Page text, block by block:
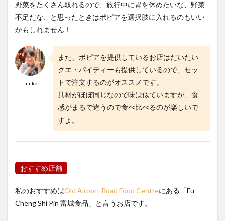
野菜をたくさん取れるので、旅行中に胃を休めたいな、野菜
不足だな、と思ったときはポピアを選択肢に入れるのもいい
かもしれません！
Junko
また、ポピアを提供しているお店はだいたい
クエ・パイティーも提供しているので、セッ
トで注文するのがオススメです。
具材がほぼ同じなので味は似ていますが、食
感がまるで違うので食べ比べるのが楽しいで
すよ。
おすすめ店舗
私のおすすめはOld Airport Road Food Centreにある「Fu
Cheng Shi Pin 富城食品」と言うお店です。